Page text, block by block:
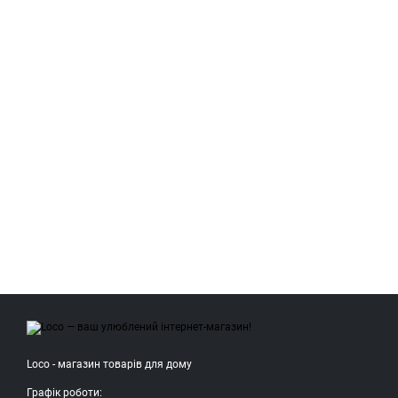
Loco - магазин товарів для дому
Графік роботи: